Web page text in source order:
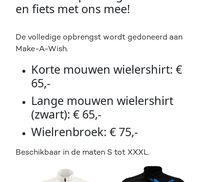
en fiets met ons mee!
De volledige opbrengst wordt gedoneerd aan
Make-A-Wish.
Korte mouwen wielershirt: €
65,-
Lange mouwen wielershirt
(zwart): € 65,-
Wielrenbroek: € 75,-
Beschikbaar in de maten S tot XXXL.